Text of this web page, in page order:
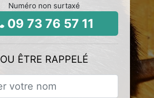
Numéro non surtaxé
09 73 76 57 11
OU ÊTRE RAPPELÉ